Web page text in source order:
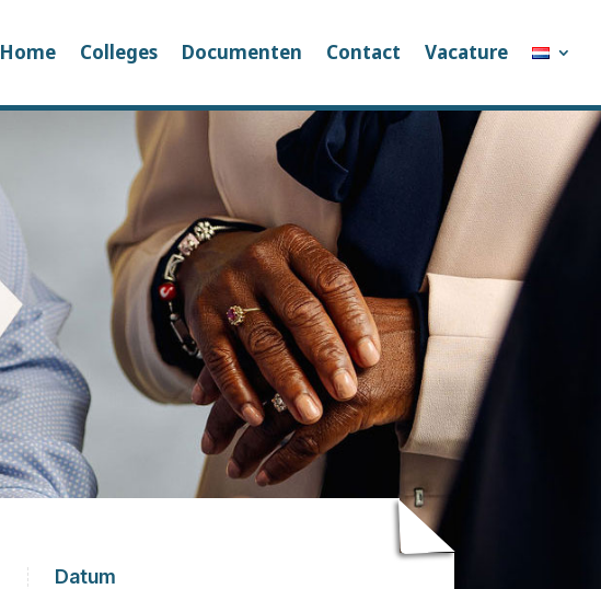
Home Colleges Documenten Contact Vacature
Datum